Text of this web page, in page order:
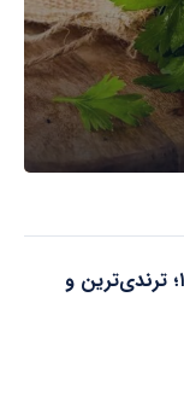
۱۵ مدل مانتو ۱۴۰۴؛ ترندی‌ترین و